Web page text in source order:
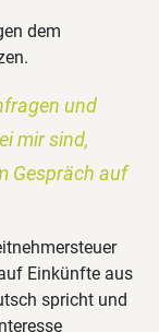
dem
und
mir sind,
Gespräch auf
Einkünfte aus
spricht und